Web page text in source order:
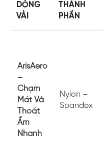
DÒNG
VẢI
THÀNH
PHẦN
ArisAero
–
Chạm
Mát Và
Thoát
Ẩm
Nhanh
Nylon –
Spandex